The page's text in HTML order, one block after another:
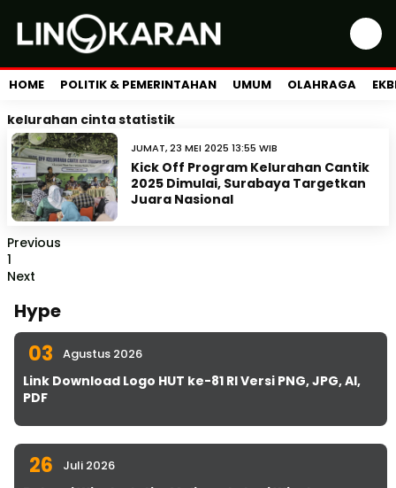
HOME POLITIK & PEMERINTAHAN UMUM OLAHRAGA
kelurahan cinta statistik
JUMAT, 23 MEI 2025 13:55 WIB
Kick Off Program Kelurahan Cantik
2025 Dimulai, Surabaya Targetkan
Juara Nasional
Previous
1
Next
Hype
03 Agustus 2026
Link Download Logo HUT ke-81 RI Versi PNG, JPG, AI,
PDF
26 Juli 2026